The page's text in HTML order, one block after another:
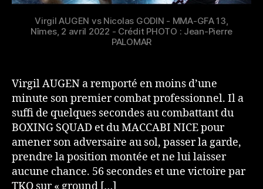
Virgil AUGEN vs Nicolas GODIN - MMA-GFA 13,
Nîmes, 2 avril 2022 - Crédit PHOTO : Jean-Pierre
PALOMAR
Virgil AUGEN a remporté en moins d’une
minute son premier combat professionnel. Il a
suffi de quelques secondes au combattant du
BOXING SQUAD et du MACCABI NICE pour
amener son adversaire au sol, passer la garde,
prendre la position montée et ne lui laisser
aucune chance. 56 secondes et une victoire par